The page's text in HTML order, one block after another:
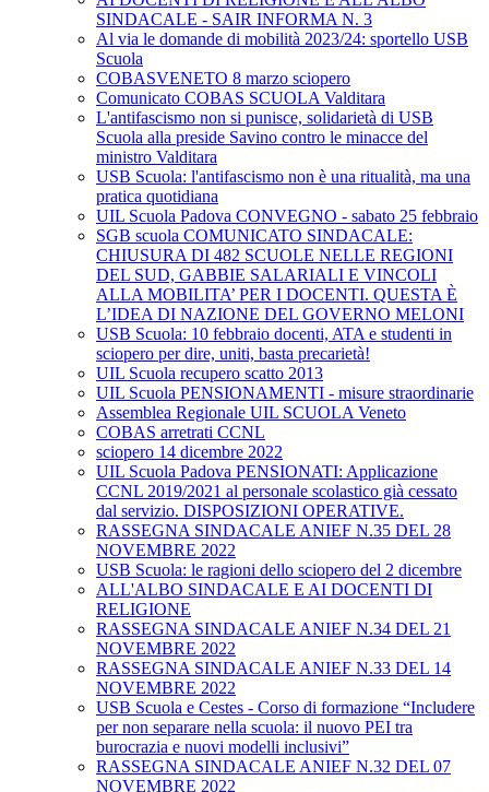
SINDACALE - SAIR INFORMA N. 3
Al via le domande di mobilità 2023/24: sportello USB
Scuola
COBASVENETO 8 marzo sciopero
Comunicato COBAS SCUOLA Valditara
L'antifascismo non si punisce, solidarietà di USB
Scuola alla preside Savino contro le minacce del
ministro Valditara
USB Scuola: l'antifascismo non è una ritualità, ma una
pratica quotidiana
UIL Scuola Padova CONVEGNO - sabato 25 febbraio
SGB scuola COMUNICATO SINDACALE:
CHIUSURA DI 482 SCUOLE NELLE REGIONI
DEL SUD, GABBIE SALARIALI E VINCOLI
ALLA MOBILITA’ PER I DOCENTI. QUESTA È
L’IDEA DI NAZIONE DEL GOVERNO MELONI
USB Scuola: 10 febbraio docenti, ATA e studenti in
sciopero per dire, uniti, basta precarietà!
UIL Scuola recupero scatto 2013
UIL Scuola PENSIONAMENTI - misure straordinarie
Assemblea Regionale UIL SCUOLA Veneto
COBAS arretrati CCNL
sciopero 14 dicembre 2022
UIL Scuola Padova PENSIONATI: Applicazione
CCNL 2019/2021 al personale scolastico già cessato
dal servizio. DISPOSIZIONI OPERATIVE.
RASSEGNA SINDACALE ANIEF N.35 DEL 28
NOVEMBRE 2022
USB Scuola: le ragioni dello sciopero del 2 dicembre
ALL'ALBO SINDACALE E AI DOCENTI DI
RELIGIONE
RASSEGNA SINDACALE ANIEF N.34 DEL 21
NOVEMBRE 2022
RASSEGNA SINDACALE ANIEF N.33 DEL 14
NOVEMBRE 2022
USB Scuola e Cestes - Corso di formazione “Includere
per non separare nella scuola: il nuovo PEI tra
burocrazia e nuovi modelli inclusivi”
RASSEGNA SINDACALE ANIEF N.32 DEL 07
NOVEMBRE 2022